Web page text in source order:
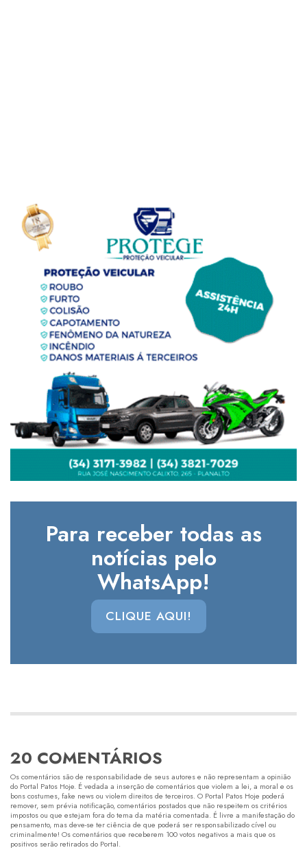
Para receber todas as
notícias pelo
WhatsApp!
CLIQUE AQUI!
20 COMENTÁRIOS
Os comentários são de responsabilidade de seus autores e não representam a opinião
do Portal Patos Hoje. É vedada a inserção de comentários que violem a lei, a moral e os
bons costumes, fake news ou violem direitos de terceiros. O Portal Patos Hoje poderá
remover, sem prévia notificação, comentários postados que não respeitem os critérios
impostos ou que estejam fora do tema da matéria comentada. É livre a manifestação do
pensamento, mas deve-se ter ciência de que poderá ser responsabilizado cível ou
criminalmente! Os comentários que receberem 100 votos negativos a mais que os
positivos serão retirados do Portal.